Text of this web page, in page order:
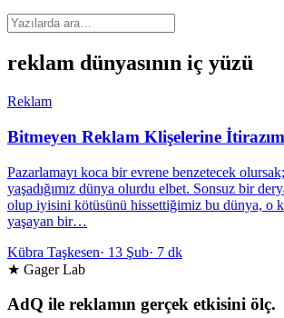
reklam dünyasının iç yüzü
Reklam
Bitmeyen Reklam Klişelerine
Pazarlamayı koca bir evrene benzetecek
yaşadığımız dünya olurdu elbet. Sonsuz bir
olup iyisini kötüsünü hissettiğimiz bu dünya, o
yaşayan bir…
Kübra Taşkesen· 13 Şub· 7 dk
★ Gager Lab
AdQ ile reklamın gerçek etkisini ölç.